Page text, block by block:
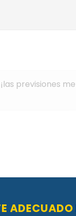
previsiones